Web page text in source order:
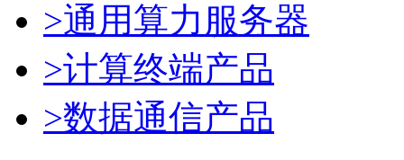
>通用算力服务器
>计算终端产品
>数据通信产品